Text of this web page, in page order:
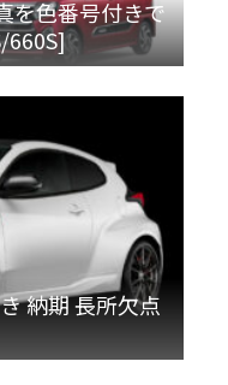
を色番号付きで
660S]
納期 長所欠点